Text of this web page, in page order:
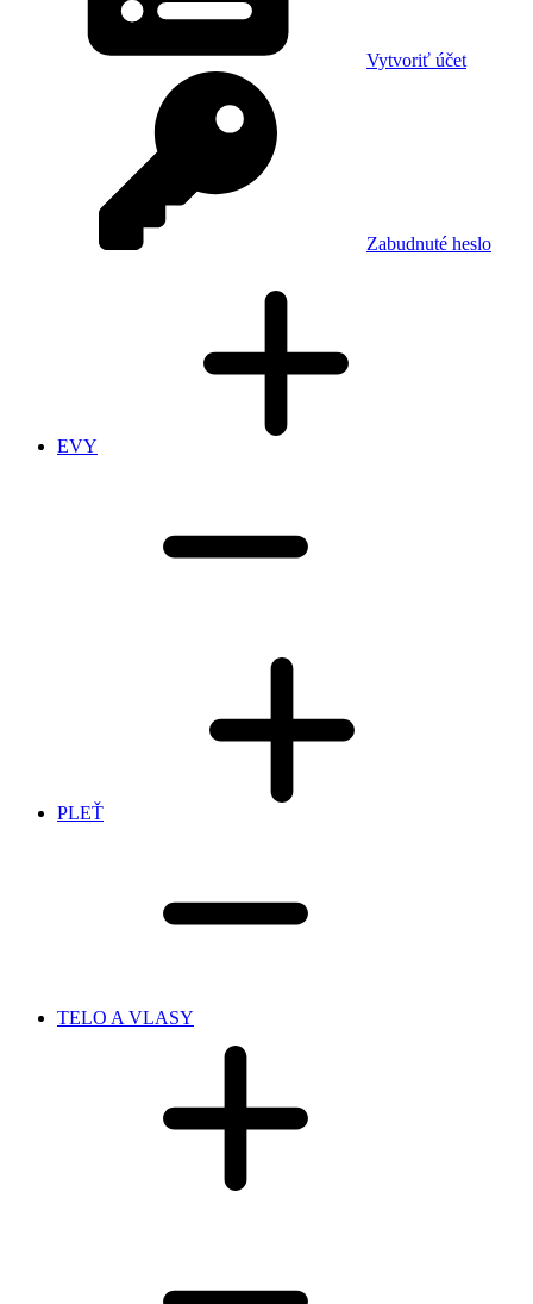
Vytvoriť účet
Zabudnuté heslo
EVY
PLEŤ
TELO A VLASY